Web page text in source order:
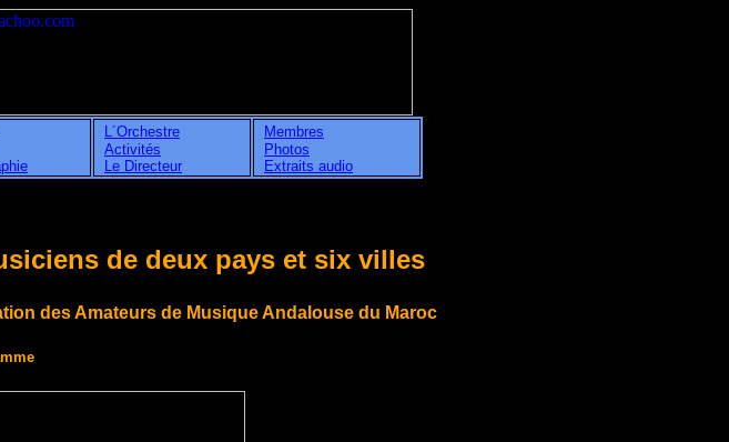
L´Orchestre
Activités
Le Directeur
Membres
Photos
Extraits audio
de deux pays et six villes
des Amateurs de Musique Andalouse du Maroc